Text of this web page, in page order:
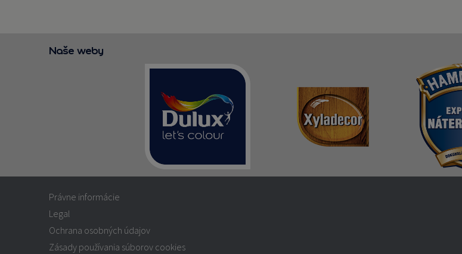
Naše weby
Právne informácie
Legal
Ochrana osobných údajov
Zásady používania súborov cookies